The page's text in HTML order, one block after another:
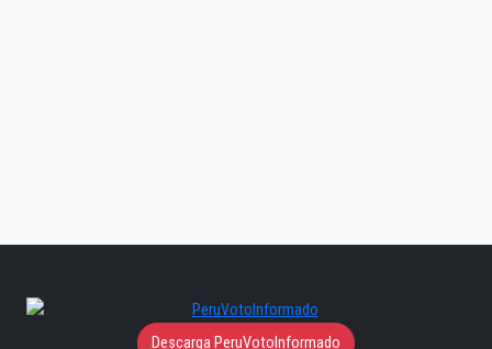
Descarga PeruVotoInformado